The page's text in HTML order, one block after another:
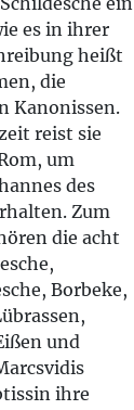
es in ihrer
heißt
die
Kanonissen.
reist sie
um
des
Zum
die acht
Borbeke,
und
ihre